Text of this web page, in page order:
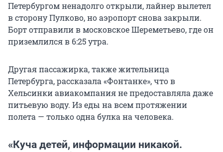
Петербургом ненадолго открыли, лайнер вылетел
в сторону Пулково, но аэропорт снова закрыли.
Борт отправили в московское Шереметьево, где он
приземлился в 6:25 утра.
Другая пассажирка, также жительница
Петербурга, рассказала «Фонтанке», что в
Хельсинки авиакомпания не предоставляла даже
питьевую воду. Из еды на всем протяжении
полета — только одна булка на человека.
«Куча детей, информации никакой.